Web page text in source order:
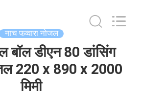
नाच फव्वारा नोजल
बॉल डीएन 80 डांसिंग
220 x 890 x 2000
मिमी